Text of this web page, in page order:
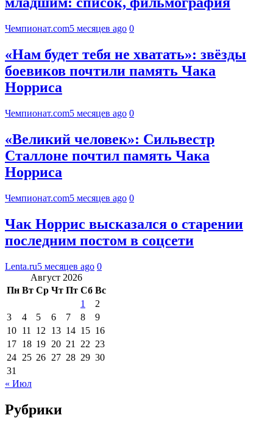
Чемпионат.com5 месяцев ago 0
«Нам будет тебя не хватать»: звёзды
боевиков почтили память Чака
Норриса
Чемпионат.com5 месяцев ago 0
«Великий человек»: Сильвестр
Сталлоне почтил память Чака
Норриса
Чемпионат.com5 месяцев ago 0
Чак Норрис высказался о старении
последним постом в соцсети
Lenta.ru5 месяцев ago 0
Август 2026
Пн Вт Ср Чт Пт Сб Вс
1
2
3
4 5 6 7 8
9
10 11 12 13 14 15 16
17 18 19 20 21 22 23
24 25 26 27 28 29 30
31
« Июл
Рубрики